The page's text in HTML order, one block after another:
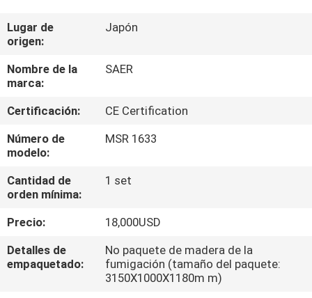
NOSOTROS
VISITA
A
LA
FÁBRICA
CONTROL
CALIDAD
CONTACTO
Lugar de
origen:
Japón
Nombre de la
marca:
SAER
Certificación:
CE Certification
Número de
modelo:
MSR 1633
Cantidad de
orden mínima:
1 set
Precio:
18,000USD
Detalles de
empaquetado:
No paquete de madera de la
fumigación (tamaño del paquete:
3150X1000X1180m m)